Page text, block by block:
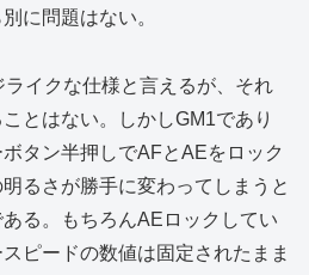
に問題はない。
イクな仕様と言えるが、それ
とはない。しかしGM1であり
タン半押しでAFとAEをロック
るさが勝手に変わってしまうと
る。もちろんAEロックしてい
ピードの数値は固定されたまま